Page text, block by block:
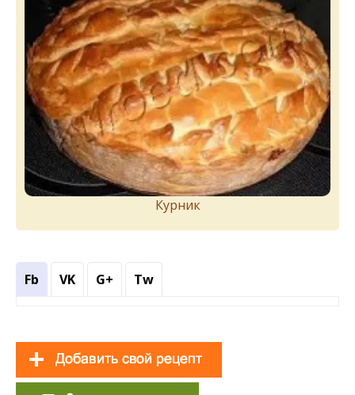
Курник
Fb VK G+ Tw